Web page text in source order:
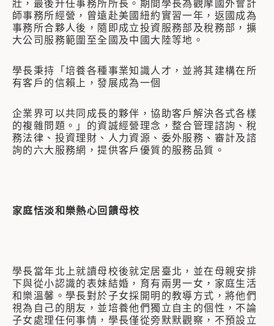
壯，最後升任事務所所長。期間學長為觀摩國外會計
師事務所經營，曾遠赴美國紐約實習一年，返國成為
事務所合夥人後，隨即成立投資服務部及稅務部，擴
大公司服務範圍至全國及中國大陸等地。
學長秉持「培養各種事業知識人才，並將其建構在所
有客戶的信賴上，發展成為一個
企業界可以共同成長的夥伴，協助客戶解決各式各樣
的複雜問題。」的資誠經營理念，整合管理諮詢、稅
務法律、投資理財、人力資源、委外服務、審計及諮
詢的六大服務網，提供客戶優質的服務品質。
家庭恬淡和樂熱心回饋母校
學長當年北上就讀母校後就定居臺北，並在母親安排
下與從小認識的表妹結婚，育有兩男一女，家庭生活
和樂溫馨。學長對於子女採開明的教導方式，將他們
視為自己的朋友，並培養他們獨立自主的個性，不論
子女處理任何事情，學長僅從旁默默觀察，不預設立